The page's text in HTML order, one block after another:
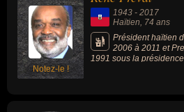
Notez-le !
1943 - 2017
Haïtien, 74 ans
Président haïtien
2006 à 2011 et
1991 sous la